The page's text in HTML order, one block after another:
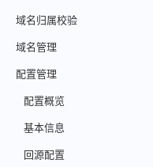
域名归属校验
域名管理
配置管理
配置概览
基本信息
回源配置